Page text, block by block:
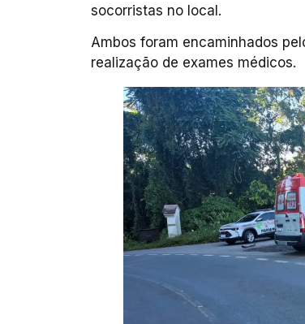
socorristas no local.
Ambos foram encaminhados
realização de exames médicos.